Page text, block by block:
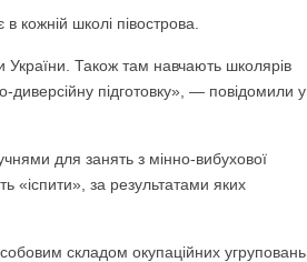
кожній школі півострова.
України. Також там навчають школярів
диверсійну підготовку», — повідомили у
для занять з мінно-вибухової
«іспити», за результатами яких
складом окупаційних угруповань,